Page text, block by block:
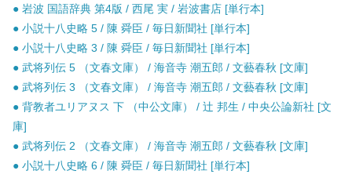
● 岩波 国語辞典 第4版 / 西尾 実 / 岩波書店 [単行本]
● 小説十八史略 5 / 陳 舜臣 / 毎日新聞社 [単行本]
● 小説十八史略 3 / 陳 舜臣 / 毎日新聞社 [単行本]
● 武将列伝 5 （文春文庫） / 海音寺 潮五郎 / 文藝春秋 [文庫]
● 武将列伝 3 （文春文庫） / 海音寺 潮五郎 / 文藝春秋 [文庫]
● 背教者ユリアヌス 下 （中公文庫） / 辻 邦生 / 中央公論新社 [文
庫]
● 武将列伝 2 （文春文庫） / 海音寺 潮五郎 / 文藝春秋 [文庫]
● 小説十八史略 6 / 陳 舜臣 / 毎日新聞社 [単行本]